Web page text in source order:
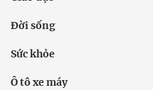
Đời sống
Sức khỏe
Ô tô xe máy